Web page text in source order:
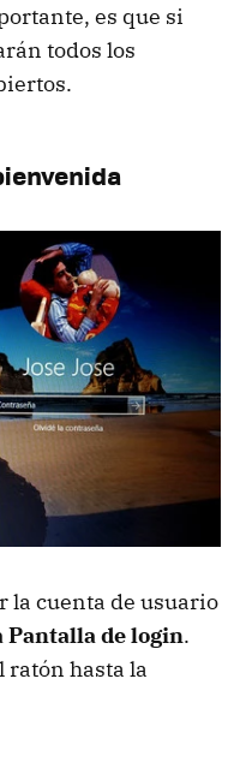
es que si
todos los
la cuenta de usuario
Pantalla de login.
ratón hasta la